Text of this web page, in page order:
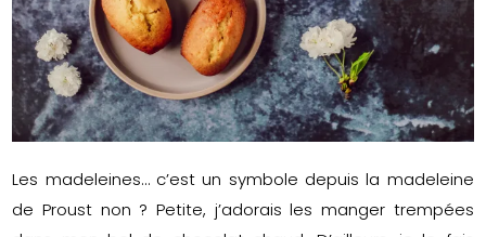
Les madeleines… c’est un symbole depuis la madeleine
de Proust non ? Petite, j’adorais les manger trempées